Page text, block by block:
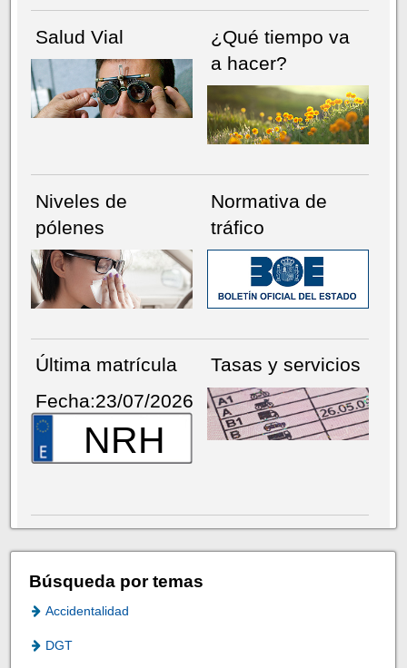
Salud Vial
¿Qué tiempo va
a hacer?
Niveles de
pólenes
Normativa de
tráfico
Última matrícula
Fecha:23/07/2026
NRH
Tasas y servicios
Búsqueda por temas
Accidentalidad
DGT